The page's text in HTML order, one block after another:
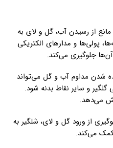
مانع از رسیدن آب، گل و لای به
پولی‌ها و مدارهای الکتریکی
جلوگیری می‌کند.
شدن مداوم آب و گل می‌تواند
و سایر نقاط بدنه شود.
می‌دهد.
از ورود گل و لای، شلگیر به
می‌کند.